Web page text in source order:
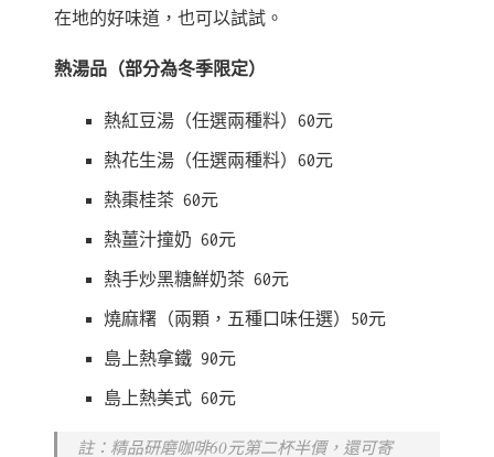
在地的好味道，也可以試試。
熱湯品（部分為冬季限定）
熱紅豆湯（任選兩種料）60元
熱花生湯（任選兩種料）60元
熱棗桂茶 60元
熱薑汁撞奶 60元
熱手炒黑糖鮮奶茶 60元
燒麻糬（兩顆，五種口味任選）50元
島上熱拿鐵 90元
島上熱美式 60元
註：精品研磨咖啡60元第二杯半價，還可寄